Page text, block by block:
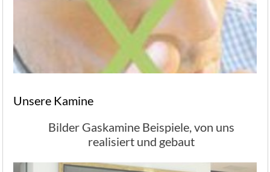
Unsere Kamine
Bilder Gaskamine Beispiele, von uns
realisiert und gebaut